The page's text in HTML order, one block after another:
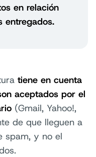
en relación
entregados.
tiene en cuenta
aceptados por el
(Gmail, Yahoo!,
de que lleguen a
spam, y no el